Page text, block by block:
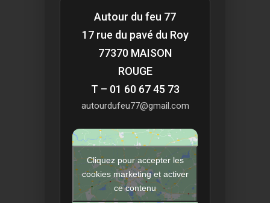
Autour du feu 77
17 rue du pavé du Roy
77370 MAISON
ROUGE
T – 01 60 67 45 73
autourdufeu77@gmail.com
Cliquez pour accepter les
cookies marketing et activer
ce contenu